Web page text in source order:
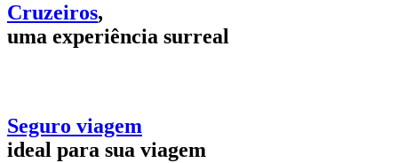
Cruzeiros,
uma experiência surreal
Seguro viagem
ideal para sua viagem